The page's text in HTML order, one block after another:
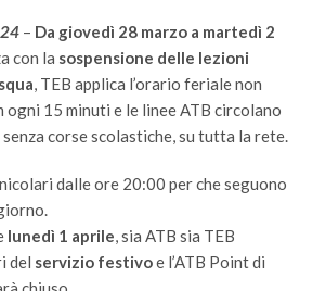
– Da giovedì 28 marzo a martedì 2
con la sospensione delle lezioni
, TEB applica l’orario feriale non
ogni 15 minuti e le linee ATB circolano
corse scolastiche, su tutta la rete.
dalle ore 20:00 per che seguono
lunedì 1 aprile, sia ATB sia TEB
del servizio festivoe l’ATB Point di